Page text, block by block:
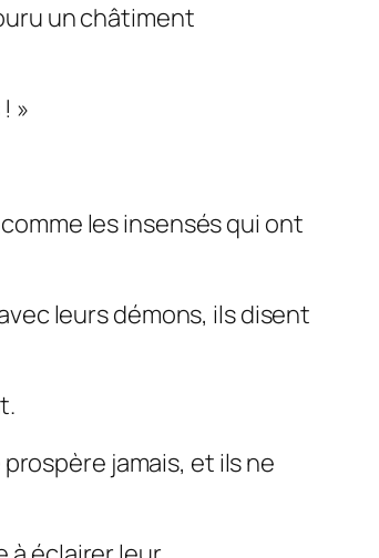
un châtiment
»
les insensés qui ont
leurs démons, ils disent
jamais, et ils ne